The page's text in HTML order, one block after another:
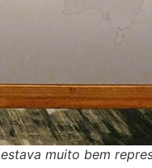
muito bem